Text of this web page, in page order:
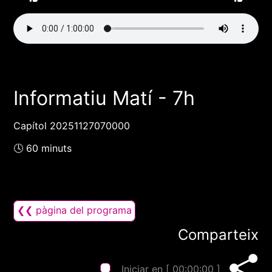
Informatiu Matí - 7h
Capítol 20251127070000
🕓 60 minuts
❮❮ pàgina del programa
Comparteix
Iniciar en [ 00:00:00 ]